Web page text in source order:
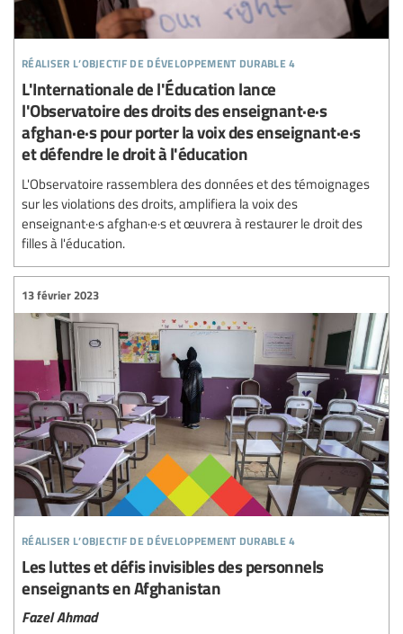
réaliser l’objectif de développement durable 4
L'Internationale de l'Éducation lance
l'Observatoire des droits des enseignant·e·s
afghan·e·s pour porter la voix des enseignant·e·s
et défendre le droit à l'éducation
L'Observatoire rassemblera des données et des témoignages
sur les violations des droits, amplifiera la voix des
enseignant·e·s afghan·e·s et œuvrera à restaurer le droit des
filles à l'éducation.
réaliser l’objectif de développement durable 4
13 février 2023
Les luttes et défis invisibles des personnels
enseignants en Afghanistan
Fazel Ahmad